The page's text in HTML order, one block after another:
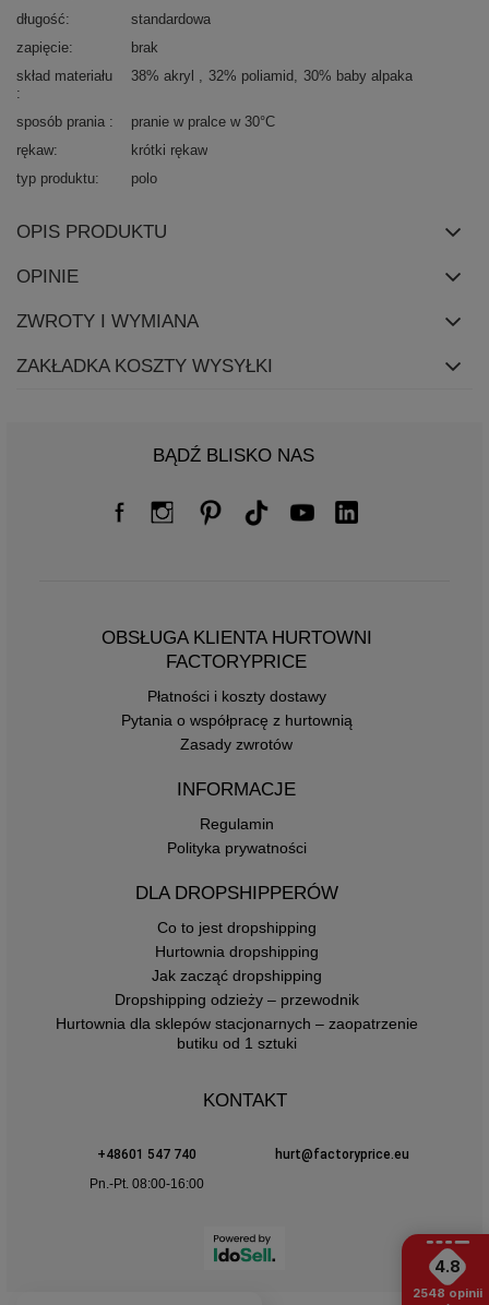
długość
standardowa
zapięcie
brak
skład materiału
38% akryl 32% poliamid 30% baby alpaka
sposób prania
pranie w pralce w 30°C
rękaw
krótki rękaw
typ produktu
polo
OPIS PRODUKTU
OPINIE
ZWROTY I WYMIANA
ZAKŁADKA KOSZTY WYSYŁKI
BĄDŹ BLISKO NAS
OBSŁUGA KLIENTA HURTOWNI
FACTORYPRICE
Płatności i koszty dostawy
Pytania o współpracę z hurtownią
Zasady zwrotów
INFORMACJE
Regulamin
Polityka prywatności
DLA DROPSHIPPERÓW
Co to jest dropshipping
Hurtownia dropshipping
Jak zacząć dropshipping
Dropshipping odzieży – przewodnik
Hurtownia dla sklepów stacjonarnych – zaopatrzenie
butiku od 1 sztuki
KONTAKT
+48601 547 740
hurt@factoryprice.eu
Pn.-Pt. 08:00-16:00
4.8
2548 opinii